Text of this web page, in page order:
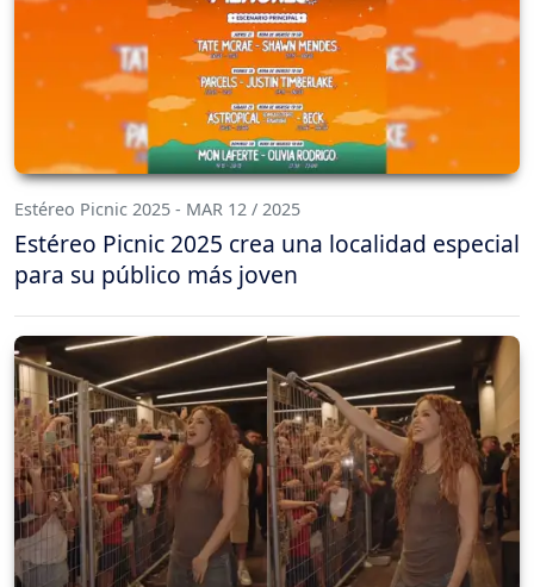
Estéreo Picnic 2025 - MAR 12 / 2025
Estéreo Picnic 2025 crea una localidad especial
para su público más joven